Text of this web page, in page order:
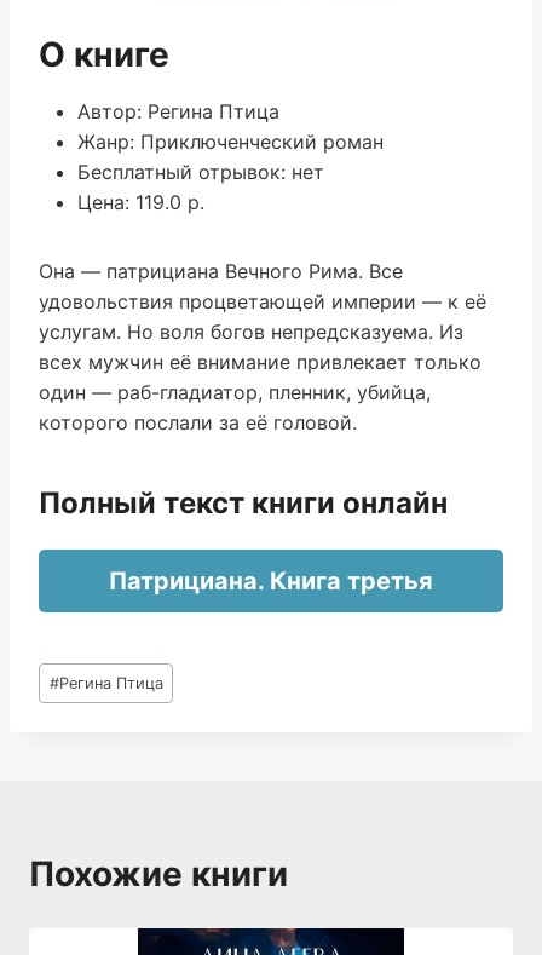
О книге
Автор: Регина Птица
Жанр: Приключенческий роман
Бесплатный отрывок: нет
Цена: 119.0 р.
Она — патрициана Вечного Рима. Все
удовольствия процветающей империи — к её
услугам. Но воля богов непредсказуема. Из
всех мужчин её внимание привлекает только
один — раб-гладиатор, пленник, убийца,
которого послали за её головой.
Полный текст книги онлайн
Патрициана. Книга третья
Метки
записи:
#Регина Птица
Похожие книги